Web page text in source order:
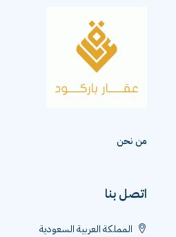
من نحن
اتصل بنا
المملكة العربية السعودية